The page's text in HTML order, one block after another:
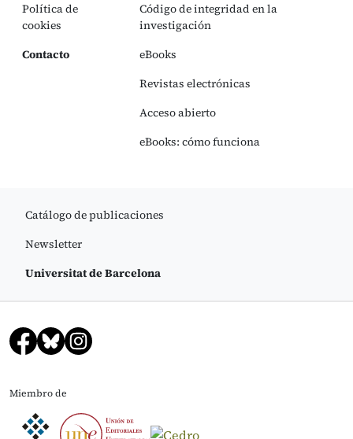
Política de
cookies
Contacto
Código de integridad en la
investigación
eBooks
Revistas electrónicas
Acceso abierto
eBooks: cómo funciona
Catálogo de publicaciones
Newsletter
Universitat de Barcelona
Miembro de